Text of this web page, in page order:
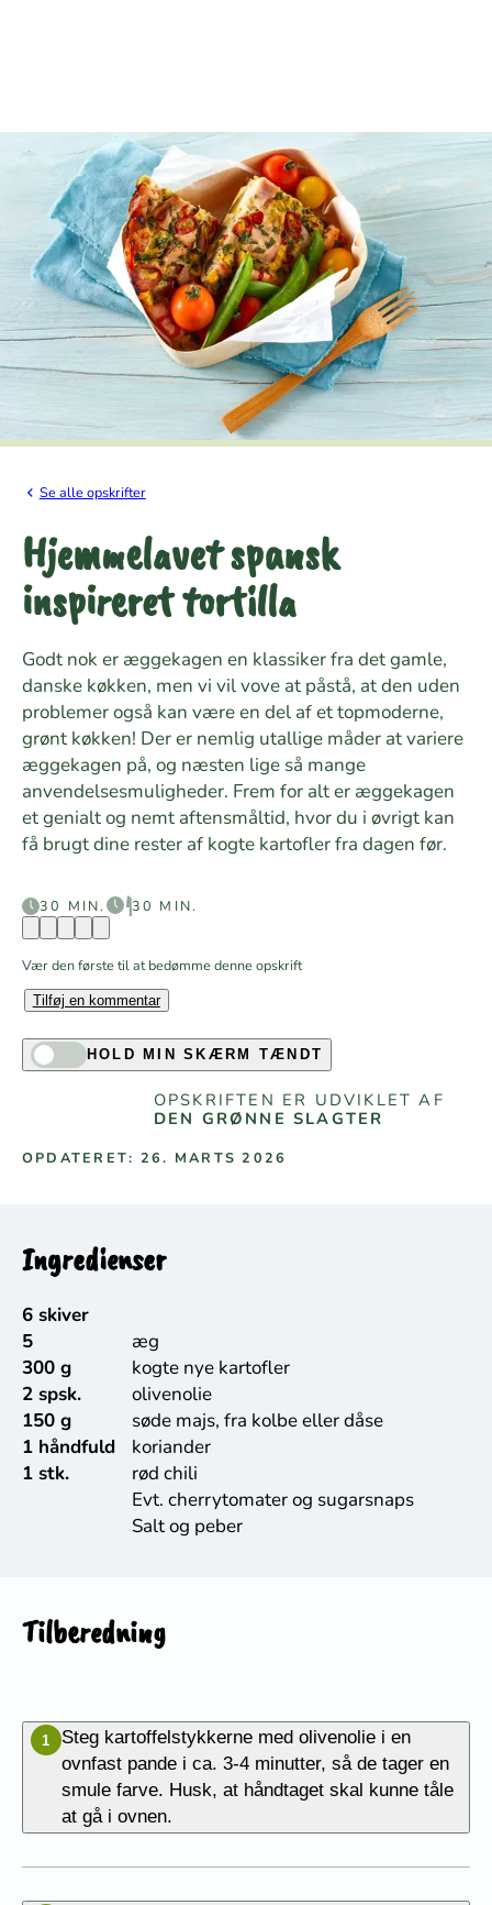
Se alle opskrifter
Hjemmelavet spansk
inspireret tortilla
Godt nok er æggekagen en klassiker fra det gamle,
danske køkken, men vi vil vove at påstå, at den uden
problemer også kan være en del af et topmoderne,
grønt køkken! Der er nemlig utallige måder at variere
æggekagen på, og næsten lige så mange
anvendelsesmuligheder. Frem for alt er æggekagen
et genialt og nemt aftensmåltid, hvor du i øvrigt kan
få brugt dine rester af kogte kartofler fra dagen før.
30 MIN. 30 MIN.
Vær den første til at bedømme denne opskrift
Tilføj en kommentar
HOLD MIN SKÆRM TÆNDT
OPSKRIFTEN ER UDVIKLET AF
DEN GRØNNE SLAGTER
OPDATERET: 26. MARTS 2026
Ingredienser
6 skiver
5
æg
300 g
kogte nye kartofler
2 spsk.
olivenolie
150 g
søde majs, fra kolbe eller dåse
1 håndfuld
koriander
1 stk.
rød chili
Evt. cherrytomater og sugarsnaps
Salt og peber
Tilberedning
1
Steg kartoffelstykkerne med olivenolie i en
ovnfast pande i ca. 3-4 minutter, så de tager en
smule farve. Husk, at håndtaget skal kunne tåle
at gå i ovnen.